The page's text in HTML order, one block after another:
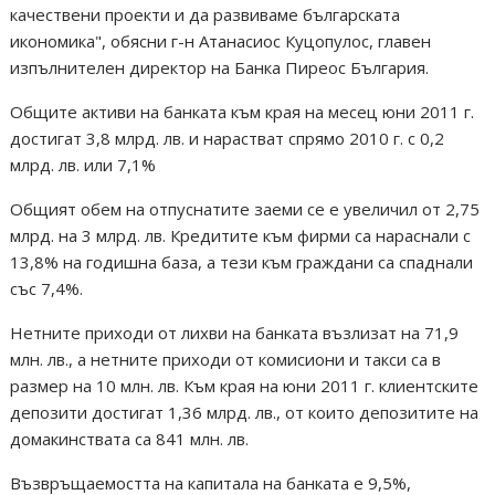
качествени проекти и да развиваме българската
икономика", обясни г-н Атанасиос Куцопулос, главен
изпълнителен директор на Банка Пиреос България.
Общите активи на банката към края на месец юни 2011 г.
достигат 3,8 млрд. лв. и нарастват спрямо 2010 г. с 0,2
млрд. лв. или 7,1%
Общият обем на отпуснатите заеми се е увеличил от 2,75
млрд. на 3 млрд. лв. Кредитите към фирми са нараснали с
13,8% на годишна база, а тези към граждани са спаднали
със 7,4%.
Нетните приходи от лихви на банката възлизат на 71,9
млн. лв., а нетните приходи от комисиони и такси са в
размер на 10 млн. лв. Към края на юни 2011 г. клиентските
депозити достигат 1,36 млрд. лв., от които депозитите на
домакинствата са 841 млн. лв.
Възвръщаемостта на капитала на банката е 9,5%,